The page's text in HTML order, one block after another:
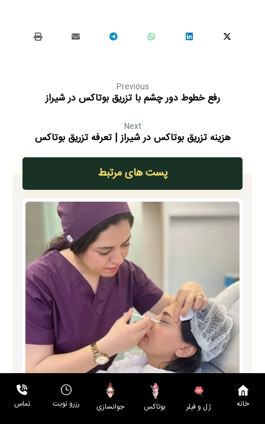
Previous
رفع خطوط دور چشم با تزریق بوتاکس در شیراز
Next
هزینه تزریق بوتاکس در شیراز | تعرفه تزریق بوتاکس
پست های مرتبط
مرکز تزریق بوتاکس در شیراز
خانه ژل و فیلر بوتاکس جوانسازی رزرو نوبت تماس